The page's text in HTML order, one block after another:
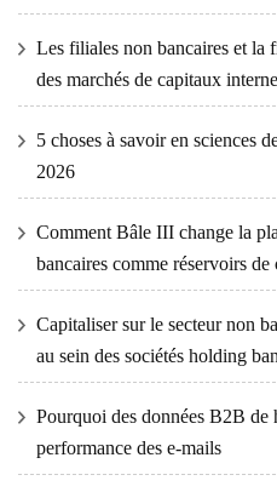
Les filiales non bancaires et la
des marchés de capitaux
5 choses à savoir en sciences
2026
Comment Bâle III change la
bancaires comme réservoirs
Capitaliser sur le secteur non
au sein des sociétés holding
Pourquoi des données B2B de
performance des e-mails